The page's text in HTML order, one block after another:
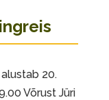
20.
Võrust Jüri